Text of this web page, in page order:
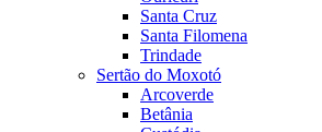
Santa Cruz
Santa Filomena
Trindade
Sertão do Moxotó
Arcoverde
Betânia